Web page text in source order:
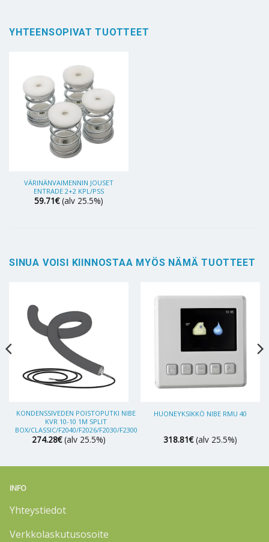
YHTEENSOPIVAT TUOTTEET
VÄRINÄNVAIMENNIN JOUSET
ENTRADE 2+2 KPL/PSS
59.71€ (alv 25.5%)
SINUA VOISI KIINNOSTAA MYÖS NÄMÄ TUOTTEET
KONDENSSIVEDEN POISTOPUTKI NIBE
KVR 10-10 1M SPLIT
BOX/CLASSIC/F2040/F2026/F2030/F2300
274.28€ (alv 25.5%)
HUONEYKSIKKÖ NIBE RMU 40
318.81€ (alv 25.5%)
INFO
Yhteystiedot
Verkkolaskutusosoite